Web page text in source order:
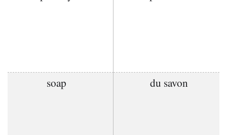
soap du savon